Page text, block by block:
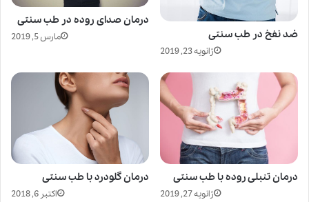
درمان صدای روده در طب سنتی
مارس 5, 2019 ضد نفخ در طب سنتی
ژانویه 23, 2019
درمان گلودرد با طب سنتی
اکتبر 6, 2018
درمان تنبلی روده با طب سنتی
ژانویه 27, 2019